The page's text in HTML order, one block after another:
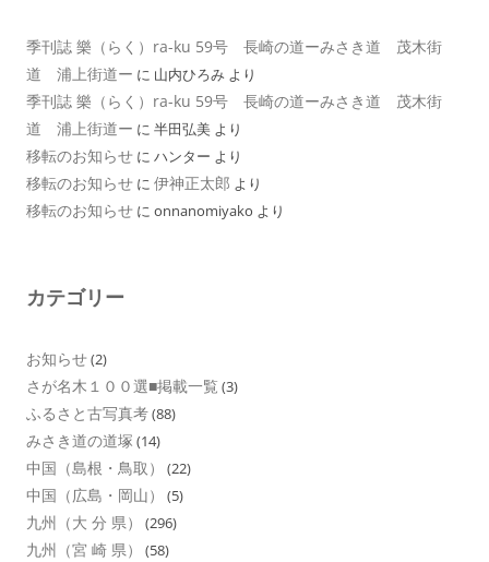
季刊誌 樂（らく）ra-ku 59号 長崎の道ーみさき道 茂木街
道 浦上街道ー に 山内ひろみ より
季刊誌 樂（らく）ra-ku 59号 長崎の道ーみさき道 茂木街
道 浦上街道ー に 半田弘美 より
移転のお知らせ に ハンター より
移転のお知らせ に 伊神正太郎 より
移転のお知らせ に onnanomiyako より
カテゴリー
お知らせ(2)
さが名木１００選■掲載一覧 (3)
ふるさと古写真考(88)
みさき道の道塚 (14)
中国（島根・鳥取） (22)
中国（広島・岡山） (5)
九州（大 分 県） (296)
九州（宮 崎 県） (58)